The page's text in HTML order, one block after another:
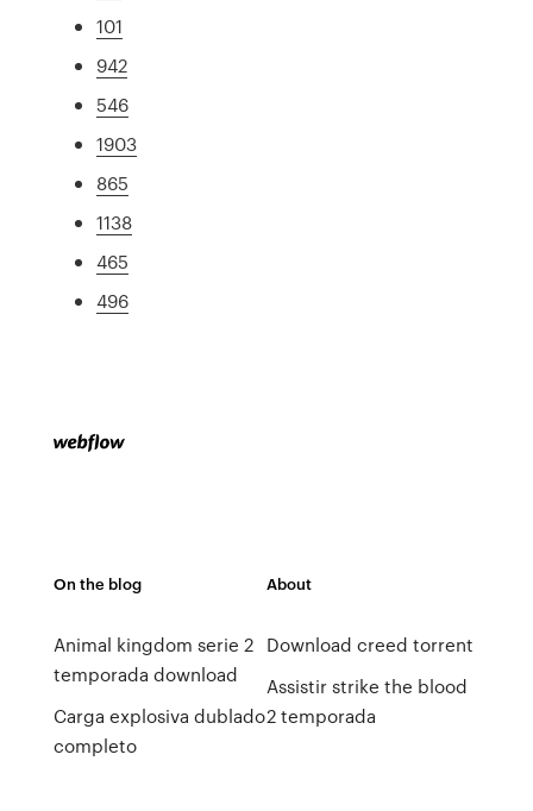
101
942
546
1903
865
1138
465
496
On the blog
Animal kingdom serie 2
temporada download
Carga explosiva dublado
completo
About
Download creed torrent
Assistir strike the blood
2 temporada